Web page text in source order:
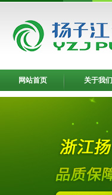
网站首页 关于我们